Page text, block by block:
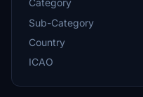
Sub-Category
Country
ICAO